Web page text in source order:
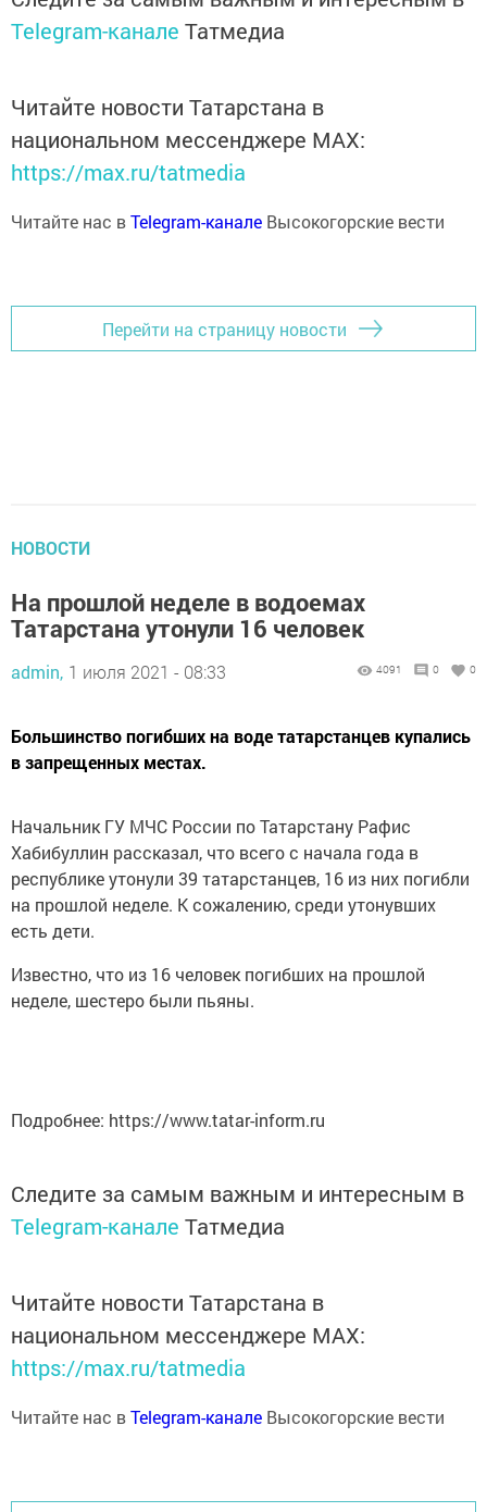
Telegram-канале Татмедиа
Читайте новости Татарстана в
национальном мессенджере MАХ:
https://max.ru/tatmedia
Читайте нас вTelegram-канале Высокогорские вести
Перейти на страницу новости
НОВОСТИ
На прошлой неделе в водоемах
Татарстана утонули 16 человек
admin, 1 июля 2021 - 08:33 4091 0 0
Большинство погибших на воде татарстанцев купались
в запрещенных местах.
Начальник ГУ МЧС России по Татарстану Рафис
Хабибуллин рассказал, что всего с начала года в
республике утонули 39 татарстанцев, 16 из них погибли
на прошлой неделе. К сожалению, среди утонувших
есть дети.
Известно, что из 16 человек погибших на прошлой
неделе, шестеро были пьяны.
Подробнее: https://www.tatar-inform.ru
Следите за самым важным и интересным в
Telegram-канале Татмедиа
Читайте новости Татарстана в
национальном мессенджере MАХ:
https://max.ru/tatmedia
Читайте нас вTelegram-канале Высокогорские вести